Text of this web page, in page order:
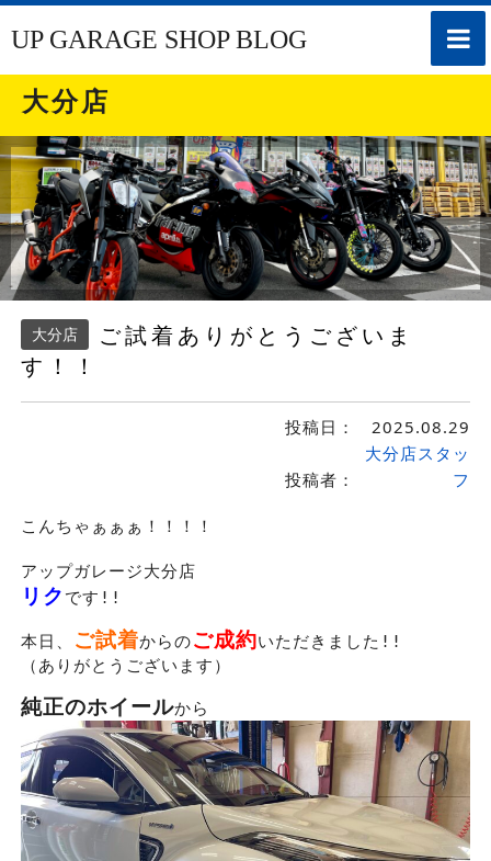
toggle
UP GARAGE SHOP BLOG
大分店
大分店
ご試着ありがとうございま
す！！
投稿日： 2025.08.29
投稿者：
大分店スタッ
フ
こんちゃぁぁぁ！！！！
アップガレージ大分店
リク です!!
本日、 ご試着からのご成約いただきました!!
（ありがとうございます）
純正のホイールから